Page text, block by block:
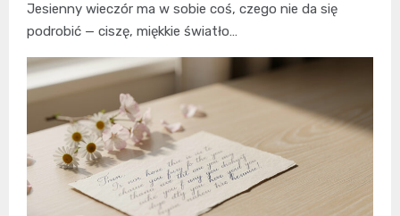
Jesienny wieczór ma w sobie coś, czego nie da się
podrobić — ciszę, miękkie światło…